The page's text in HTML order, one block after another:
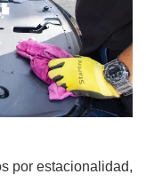
por estacionalidad,